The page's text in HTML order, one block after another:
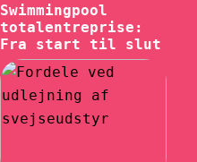
Swimmingpool
totalentreprise:
Fra start til slut